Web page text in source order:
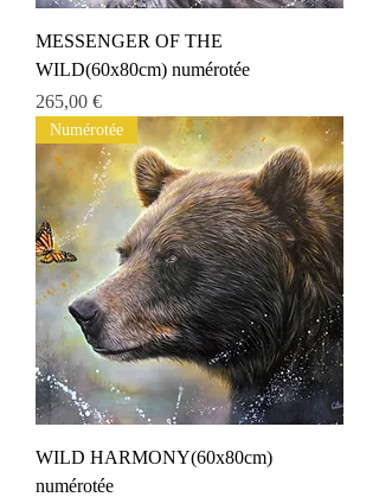
MESSENGER OF THE
WILD(60x80cm) numérotée
Prix
265,00 €
Numérotée
WILD HARMONY(60x80cm)
numérotée